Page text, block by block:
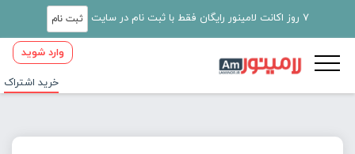
7 روز اکانت لامینور رایگان فقط با ثبت نام در سایت ثبت نام
وارد شوید
خرید اشتراک